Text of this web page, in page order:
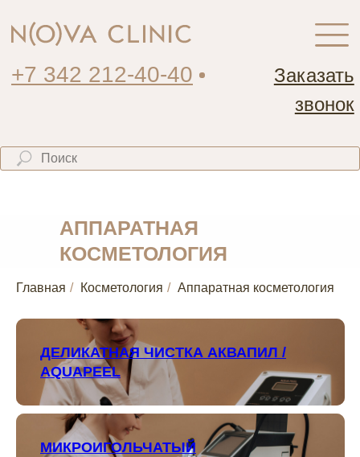
АППАРАТНАЯ
КОСМЕТОЛОГИЯ
Главная / Косметология / Аппаратная косметология
ДЕЛИКАТНАЯ ЧИСТКА АКВАПИЛ /
AQUAPEEL
МИКРОИГОЛЬЧАТЫЙ